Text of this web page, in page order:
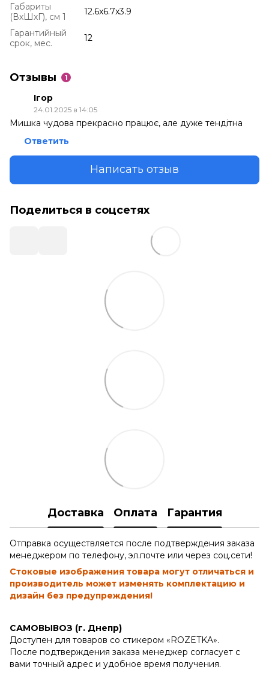
Габариты
(ВхШхГ), см 1
12.6x6.7x3.9
Гарантийный
срок, мес.
12
Отзывы 1
Ігор
24.01.2025 в 14:05
Мишка чудова прекрасно працює, але дуже тендітна
Ответить
Написать отзыв
Поделиться в соцсетях
Доставка Оплата Гарантия
Отправка осуществляется после подтверждения заказа
менеджером по телефону, эл.почте или через соц.сети!
Стоковые изображения товара могут отличаться и
производитель может изменять комплектацию и
дизайн без предупреждения!
САМОВЫВОЗ (г. Днепр)
Доступен для товаров со стикером «ROZETKA».
После подтверждения заказа менеджер согласует с
вами точный адрес и удобное время получения.